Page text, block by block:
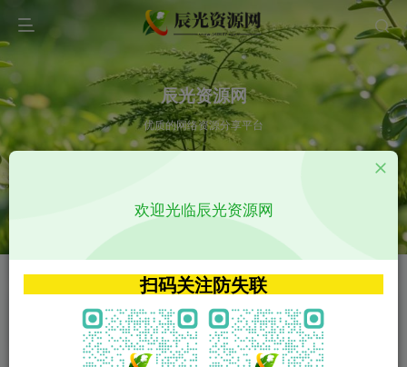
辰光资源网
优质的网络资源分享平台
VIP特权介绍 APP源码
VIP特权介绍
火
VIP特权介绍
影视源码
影视源码
欢迎光临辰光资源网
扫码关注防失联